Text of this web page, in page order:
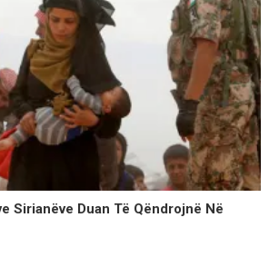
Sirianëve Duan Të Qëndrojnë Në